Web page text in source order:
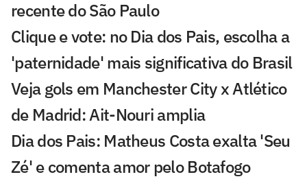
recente do São Paulo
Clique e vote: no Dia dos Pais, escolha a
'paternidade' mais significativa do Brasil
Veja gols em Manchester City x Atlético
de Madrid: Ait-Nouri amplia
Dia dos Pais: Matheus Costa exalta 'Seu
Zé' e comenta amor pelo Botafogo